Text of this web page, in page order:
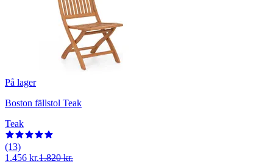
På lager
Boston fällstol Teak
Teak
(13)
1.456 kr.1.820 kr.